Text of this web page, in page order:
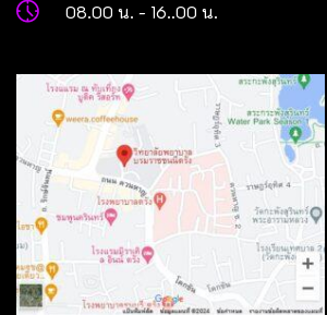
08.00 น. - 16..00 น.